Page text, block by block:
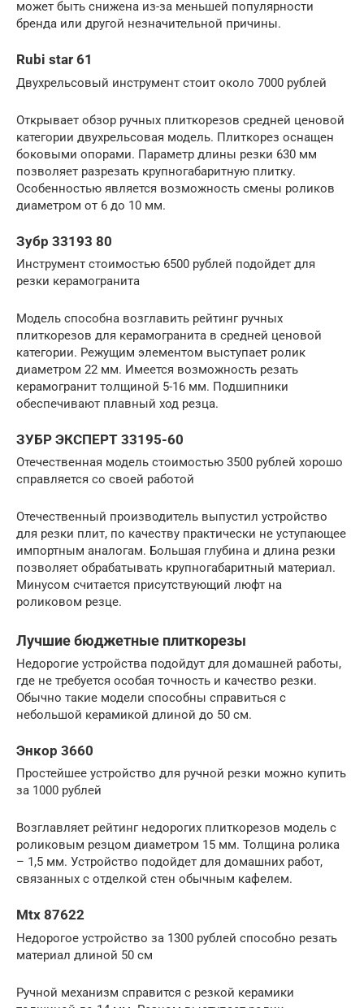
может быть снижена из-за меньшей популярности
бренда или другой незначительной причины.
Rubi star 61
Двухрельсовый инструмент стоит около 7000 рублей
Открывает обзор ручных плиткорезов средней ценовой
категории двухрельсовая модель. Плиткорез оснащен
боковыми опорами. Параметр длины резки 630 мм
позволяет разрезать крупногабаритную плитку.
Особенностью является возможность смены роликов
диаметром от 6 до 10 мм.
Зубр 33193 80
Инструмент стоимостью 6500 рублей подойдет для
резки керамогранита
Модель способна возглавить рейтинг ручных
плиткорезов для керамогранита в средней ценовой
категории. Режущим элементом выступает ролик
диаметром 22 мм. Имеется возможность резать
керамогранит толщиной 5-16 мм. Подшипники
обеспечивают плавный ход резца.
ЗУБР ЭКСПЕРТ 33195-60
Отечественная модель стоимостью 3500 рублей хорошо
справляется со своей работой
Отечественный производитель выпустил устройство
для резки плит, по качеству практически не уступающее
импортным аналогам. Большая глубина и длина резки
позволяет обрабатывать крупногабаритный материал.
Минусом считается присутствующий люфт на
роликовом резце.
Лучшие бюджетные плиткорезы
Недорогие устройства подойдут для домашней работы,
где не требуется особая точность и качество резки.
Обычно такие модели способны справиться с
небольшой керамикой длиной до 50 см.
Энкор 3660
Простейшее устройство для ручной резки можно купить
за 1000 рублей
Возглавляет рейтинг недорогих плиткорезов модель с
роликовым резцом диаметром 15 мм. Толщина ролика
– 1,5 мм. Устройство подойдет для домашних работ,
связанных с отделкой стен обычным кафелем.
Mtx 87622
Недорогое устройство за 1300 рублей способно резать
материал длиной 50 см
Ручной механизм справится с резкой керамики